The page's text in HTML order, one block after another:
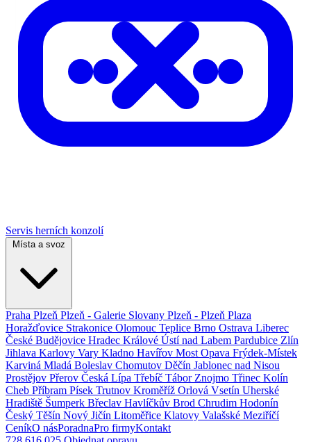
Servis herních konzolí
Místa a svoz
Praha Plzeň Plzeň - Galerie Slovany Plzeň - Plzeň Plaza
Horažďovice Strakonice Olomouc Teplice Brno Ostrava Liberec
České Budějovice Hradec Králové Ústí nad Labem Pardubice Zlín
Jihlava Karlovy Vary Kladno Havířov Most Opava Frýdek-Místek
Karviná Mladá Boleslav Chomutov Děčín Jablonec nad Nisou
Prostějov Přerov Česká Lípa Třebíč Tábor Znojmo Třinec Kolín
Cheb Příbram Písek Trutnov Kroměříž Orlová Vsetín Uherské
Hradiště Šumperk Břeclav Havlíčkův Brod Chrudim Hodonín
Český Těšín Nový Jičín Litoměřice Klatovy Valašské Meziříčí
CeníkO násPoradnaPro firmyKontakt